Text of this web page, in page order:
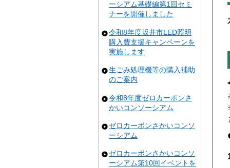
ーシアム基礎編第1回セミ
ナーを開催しました
令和8年度坂井市LED照明
購入費支援キャンペーンを
実施します
生ごみ処理機等の購入補助
のご案内
令和8年度ゼロカーボンさ
かいコンソーシアム
ゼロカーボンさかいコンソ
ーシアム
ゼロカーボンさかいコンソ
ーシアム第10回イベントを